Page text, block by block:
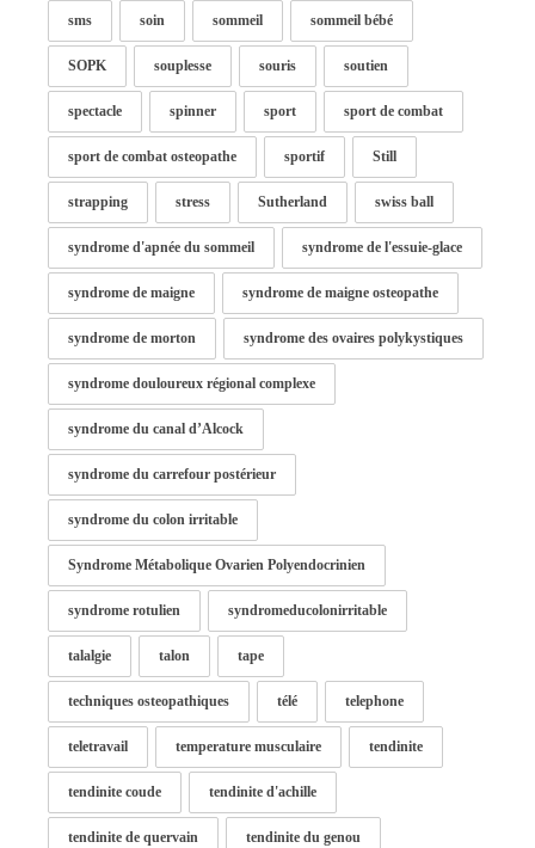
sms soin sommeil sommeil bébé
SOPK souplesse souris soutien
spectacle spinner sport sport de combat
sport de combat osteopathe sportif Still
strapping stress Sutherland swiss ball
syndrome d'apnée du sommeil syndrome de l'essuie-glace
syndrome de maigne syndrome de maigne osteopathe
syndrome de morton syndrome des ovaires polykystiques
syndrome douloureux régional complexe
syndrome du canal d’Alcock
syndrome du carrefour postérieur
syndrome du colon irritable
Syndrome Métabolique Ovarien Polyendocrinien
syndrome rotulien syndromeducolonirritable
talalgie talon tape
techniques osteopathiques télé telephone
teletravail temperature musculaire tendinite
tendinite coude tendinite d'achille
tendinite de quervain tendinite du genou